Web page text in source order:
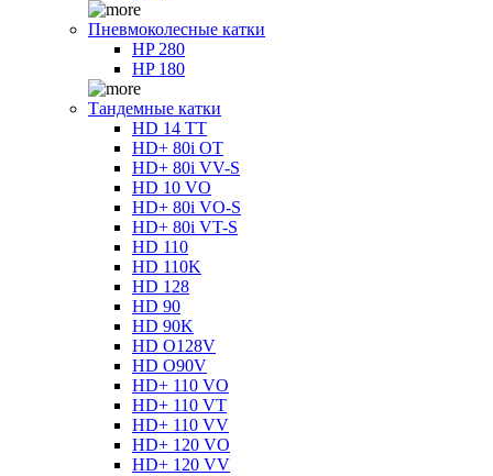
Пневмоколесные катки
HP 280
HP 180
Тандемные катки
HD 14 TT
HD+ 80i OT
HD+ 80i VV-S
HD 10 VO
HD+ 80i VO-S
HD+ 80i VT-S
HD 110
HD 110K
HD 128
HD 90
HD 90K
HD O128V
HD O90V
HD+ 110 VO
HD+ 110 VT
HD+ 110 VV
HD+ 120 VO
HD+ 120 VV